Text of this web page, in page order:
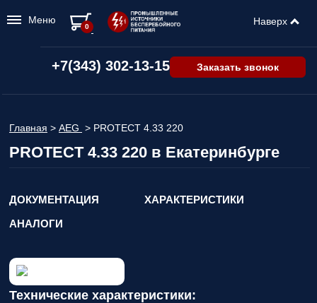
+7(343) 302-13-15 Заказать звонок
Главная > AEG > PROTECT 4.33 220
PROTECT 4.33 220 в Екатеринбурге
ДОКУМЕНТАЦИЯ
ХАРАКТЕРИСТИКИ
АНАЛОГИ
Технические характеристики:
Меню Наверх
0